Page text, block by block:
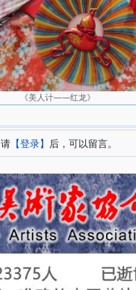
《美人计——红龙》
请 【登录】 后，可以留言。